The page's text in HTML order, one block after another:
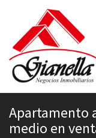
Apartamento
medio en